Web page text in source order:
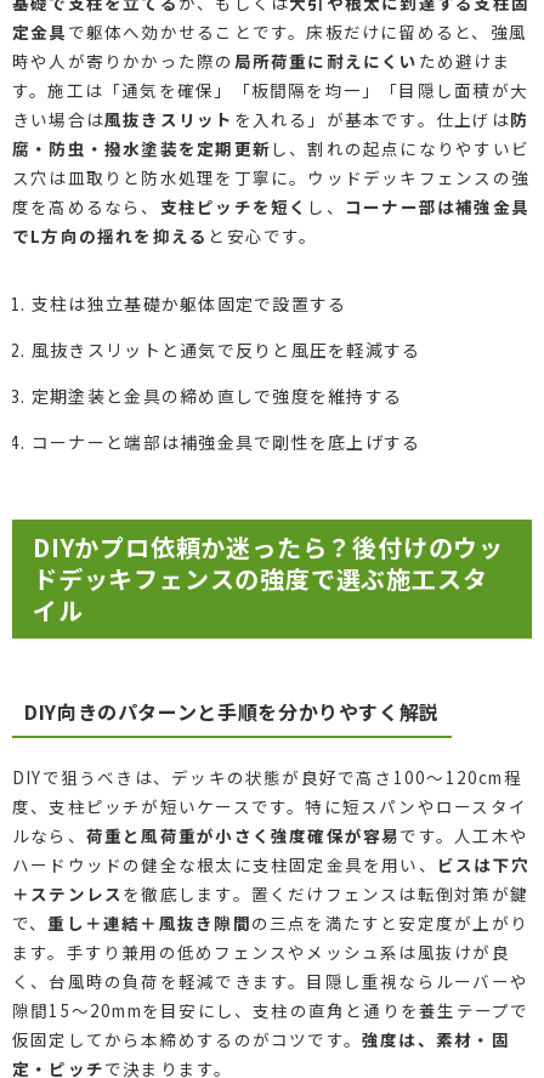
定金具 で躯体へ効かせることです。床板だけに留めると、強風
時や人が寄りかかった際の 局所荷重に耐えにくい ため避けま
す。施工は「通気を確保」「板間隔を均一」「目隠し面積が大
きい場合は風抜きスリット を入れる」が基本です。仕上げは防
腐・防虫・撥水塗装を定期更新 し、割れの起点になりやすいビ
ス穴は皿取りと防水処理を丁寧に。ウッドデッキフェンスの強
度を高めるなら、 支柱ピッチを短く し、
コーナー部は補強金具
でL方向の揺れを抑える と安心です。
支柱は独立基礎か躯体固定で設置する
風抜きスリットと通気で反りと風圧を軽減する
定期塗装と金具の締め直しで強度を維持する
コーナーと端部は補強金具で剛性を底上げする
DIYかプロ依頼か迷ったら？後付けのウッ
ドデッキフェンスの強度で選ぶ施工スタ
イル
DIY向きのパターンと手順を分かりやすく解説
DIYで狙うべきは、デッキの状態が良好で高さ100〜120cm程
度、支柱ピッチが短いケースです。特に短スパンやロースタイ
ルなら、 荷重と風荷重が小さく強度確保が容易です。人工木や
ハードウッドの健全な根太に支柱固定金具を用い、
ビスは下穴
＋ステンレス を徹底します。置くだけフェンスは転倒対策が鍵
で、重し＋連結＋風抜き隙間の三点を満たすと安定度が上がり
ます。手すり兼用の低めフェンスやメッシュ系は風抜けが良
く、台風時の負荷を軽減できます。目隠し重視ならルーバーや
隙間15〜20mmを目安にし、支柱の直角と通りを養生テープで
仮固定してから本締めするのがコツです。強度は、素材・固
定・ピッチで決まります。